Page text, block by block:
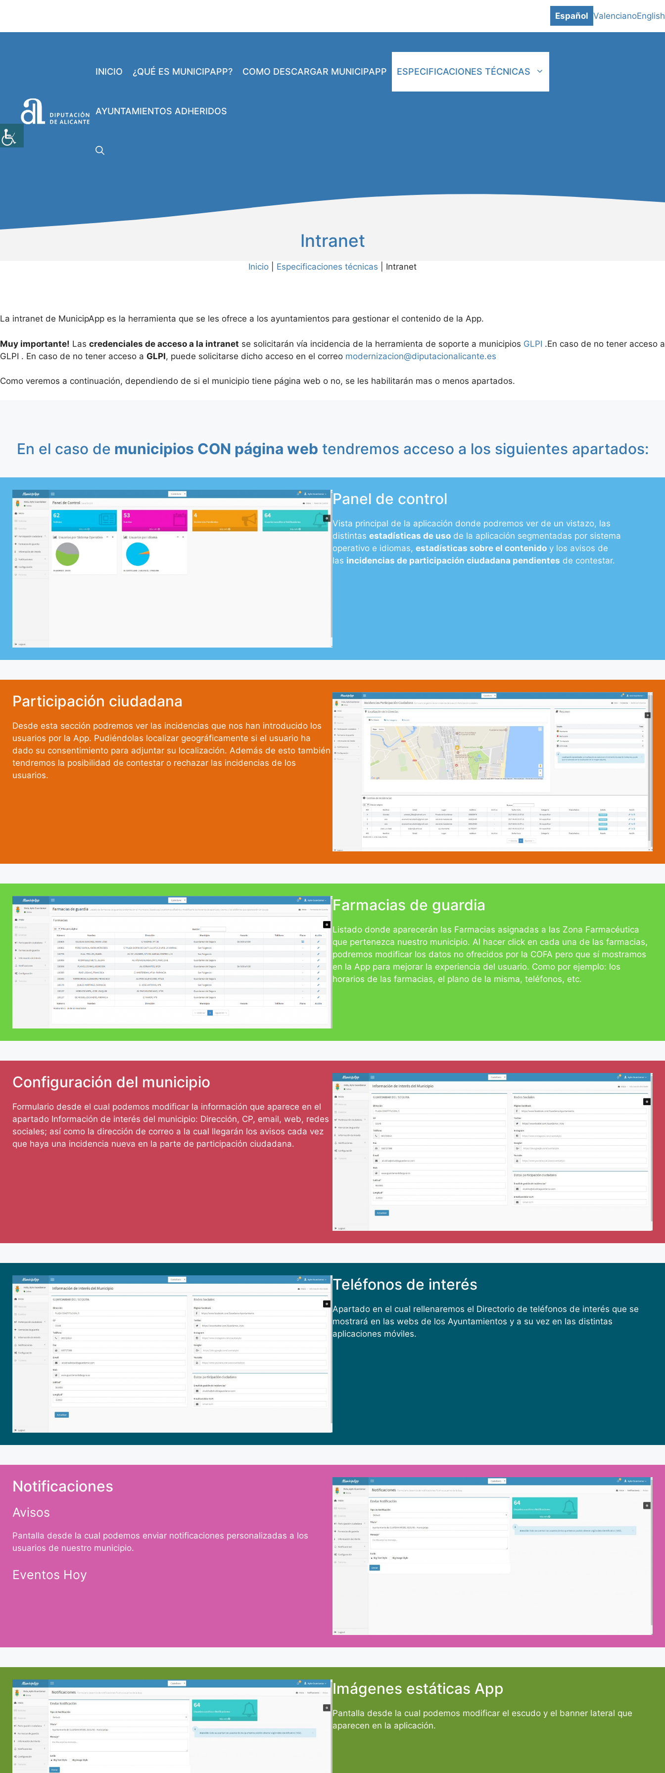
contenido
Español ValencianoEnglish
INICIO ¿QUÉ ES MUNICIPAPP? COMO DESCARGAR MUNICIPAPP ESPECIFICACIONES TÉCNICAS
AYUNTAMIENTOS ADHERIDOS
Intranet
Inicio Especificaciones técnicas Intranet
La intranet de MunicipApp es la herramienta que se les ofrece a los ayuntamientos para gestionar el contenido de la App.
Muy importante! Las credenciales de acceso a la intranet se solicitarán vía incidencia de la herramienta de soporte a municipios GLPI .En caso de no tener acceso a
GLPI . En caso de no tener acceso a GLPI, puede solicitarse dicho acceso en el correo modernizacion@diputacionalicante.es
Como veremos a continuación, dependiendo de si el municipio tiene página web o no, se les habilitarán mas o menos apartados.
En el caso de municipios CON página web tendremos acceso a los siguientes apartados:
Panel de control
Vista principal de la aplicación donde podremos ver de un vistazo, las
distintas estadísticas de uso de la aplicación segmentadas por sistema
operativo e idiomas, estadísticas sobre el contenido y los avisos de
las incidencias de participación ciudadana pendientes de contestar.
Participación ciudadana
Desde esta sección podremos ver las incidencias que nos han introducido los
usuarios por la App. Pudiéndolas localizar geográficamente si el usuario ha
dado su consentimiento para adjuntar su localización. Además de esto también
tendremos la posibilidad de contestar o rechazar las incidencias de los
usuarios.
Farmacias de guardia
Listado donde aparecerán las Farmacias asignadas a las Zona Farmacéutica
que pertenezca nuestro municipio. Al hacer click en cada una de las farmacias,
podremos modificar los datos no ofrecidos por la COFA pero que sí mostramos
en la App para mejorar la experiencia del usuario. Como por ejemplo: los
horarios de las farmacias, el plano de la misma, teléfonos, etc.
Configuración del municipio
Formulario desde el cual podemos modificar la información que aparece en el
apartado Información de interés del municipio: Dirección, CP, email, web, redes
sociales; así como la dirección de correo a la cual llegarán los avisos cada vez
que haya una incidencia nueva en la parte de participación ciudadana.
Teléfonos de interés
Apartado en el cual rellenaremos el Directorio de teléfonos de interés que se
mostrará en las webs de los Ayuntamientos y a su vez en las distintas
aplicaciones móviles.
Notificaciones
Avisos
Pantalla desde la cual podemos enviar notificaciones personalizadas a los
usuarios de nuestro municipio.
Eventos Hoy
Imágenes estáticas App
Pantalla desde la cual podemos modificar el escudo y el banner lateral que
aparecen en la aplicación.